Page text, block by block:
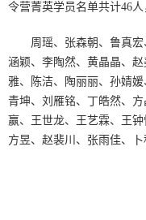
令营菁英学员名单共计46人
周瑶、张森朝、鲁真
涵颖、李陶然、黄晶晶、
雅、陈洁、陶丽丽、孙婧
青坤、刘雁铭、丁皓然、
赢、王世龙、王艺霖、王
方昱、赵裴川、张雨佳、